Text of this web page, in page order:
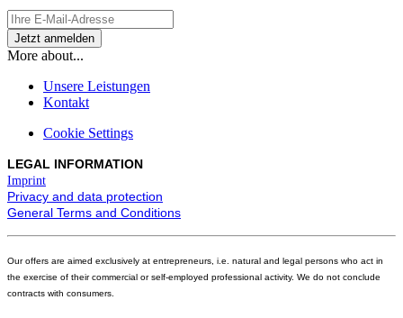
More about...
Unsere Leistungen
Kontakt
Cookie Settings
LEGAL INFORMATION
Imprint
Privacy and data protection
General Terms and Conditions
Our offers are aimed exclusively at entrepreneurs, i.e. natural and legal persons who act in
the exercise of their commercial or self-employed professional activity. We do not conclude
contracts with consumers.